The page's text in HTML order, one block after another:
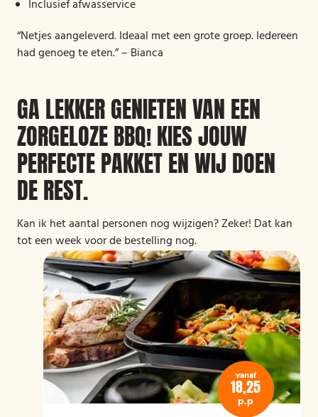
Inclusief afwasservice
“Netjes aangeleverd. Ideaal met een grote groep. Iedereen
had genoeg te eten.” – Bianca
GA LEKKER GENIETEN VAN EEN
ZORGELOZE BBQ! KIES JOUW
PERFECTE PAKKET EN WIJ DOEN
DE REST.
Kan ik het aantal personen nog wijzigen? Zeker! Dat kan
tot een week voor de bestelling nog.
vanaf
18,25
p.p